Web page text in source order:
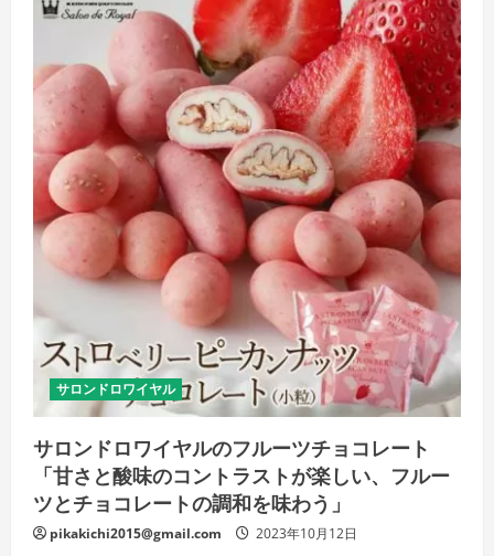
ワ
楽
し
み
ま
専
科
「開
け
る
楽
し
食
べ
内
容
は
お
楽
み
な
詰
め
合
せ」
サロンドロワイヤル
サロンドロワイヤルのフルーツチョコレート
「甘さと酸味のコントラストが楽しい、フルー
ツとチョコレートの調和を味わう」
pikakichi2015@gmail.com 2023年10月12日